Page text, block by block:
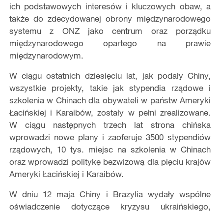
ich podstawowych interesów i kluczowych obaw, a
także do zdecydowanej obrony międzynarodowego
systemu z ONZ jako centrum oraz porządku
międzynarodowego opartego na prawie
międzynarodowym.
​W ciągu ostatnich dziesięciu lat, jak podały Chiny,
wszystkie projekty, takie jak stypendia rządowe i
szkolenia w Chinach dla obywateli w państw Ameryki
Łacińskiej i Karaibów, zostały w pełni zrealizowane.
W ciągu następnych trzech lat strona chińska
wprowadzi nowe plany i zaoferuje 3500 stypendiów
rządowych, 10 tys. miejsc na szkolenia w Chinach
oraz wprowadzi politykę bezwizową dla pięciu krajów
Ameryki Łacińskiej i Karaibów.
W dniu 12 maja Chiny i Brazylia wydały wspólne
oświadczenie dotyczące kryzysu ukraińskiego,